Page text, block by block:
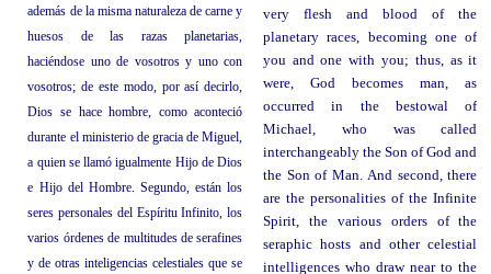
además de la misma naturaleza de carne y
huesos de las razas planetarias,
haciéndose uno de vosotros y uno con
vosotros; de este modo, por así decirlo,
Dios se hace hombre, como aconteció
durante el ministerio de gracia de Miguel,
a quien se llamó igualmente Hijo de Dios
e Hijo del Hombre. Segundo, están los
seres personales del Espíritu Infinito, los
varios órdenes de multitudes de serafines
y de otras inteligencias celestiales que se
very flesh and blood of the
planetary races, becoming one of
you and one with you; thus, as it
were, God becomes man, as
occurred in the bestowal of
Michael, who was called
interchangeably the Son of God and
the Son of Man. And second, there
are the personalities of the Infinite
Spirit, the various orders of the
seraphic hosts and other celestial
intelligences who draw near to the